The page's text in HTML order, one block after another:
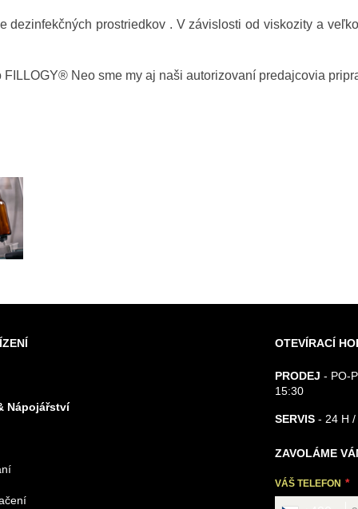
dezinfekčných prostriedkov . V závislosti od viskozity a
Neo sme my aj naši autorizovaní predajcovia
Nápojářství
OTEVÍRACÍ
PRODEJ - PO-
15:30
SERVIS - 24 H /
ZAVOLÁME
VÁŠ TELEFON